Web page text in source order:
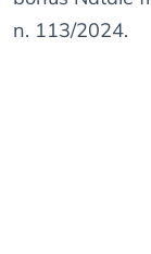
n. 113/2024.